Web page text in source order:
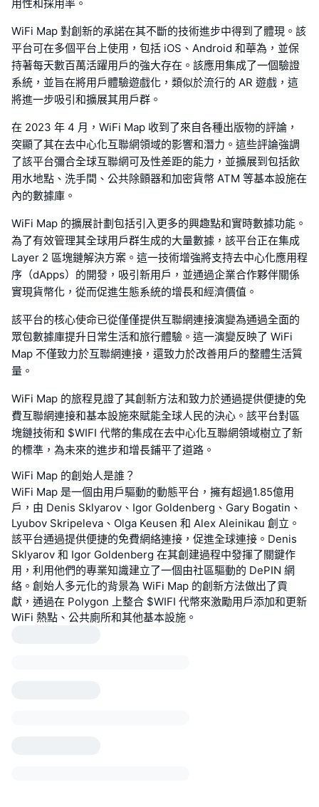
用性和採用率。
WiFi Map 對創新的承諾在其不斷的技術進步中得到了體現。該
平台可在多個平台上使用，包括 iOS、Android 和華為，並保
持著每天數百萬活躍用戶的強大存在。該應用集成了一個驗證
系統，並旨在將用戶體驗遊戲化，類似於流行的 AR 遊戲，這
將進一步吸引和擴展其用戶群。
在 2023 年 4 月，WiFi Map 收到了來自各種出版物的評論，
突顯了其在去中心化互聯網領域的影響和潛力。這些評論強調
了該平台彌合全球互聯網可及性差距的能力，並擴展到包括飲
用水地點、洗手間、公共除顫器和加密貨幣 ATM 等基本設施在
內的數據庫。
WiFi Map 的擴展計劃包括引入更多的興趣點和實時數據功能。
為了有效管理其全球用戶群生成的大量數據，該平台正在集成
Layer 2 區塊鏈解決方案。這一技術增強將支持去中心化應用程
序（dApps）的開發，吸引新用戶，並通過企業合作夥伴關係
實現貨幣化，從而促進生態系統的增長和經濟價值。
該平台的核心使命已從僅僅提供互聯網連接演變為通過全面的
眾包數據庫提升日常生活和旅行體驗。這一演變反映了 WiFi
Map 不僅致力於互聯網連接，還致力於改善用戶的整體生活質
量。
WiFi Map 的旅程見證了其創新方法和致力於通過提供便捷的免
費互聯網連接和基本設施來賦能全球人民的決心。該平台對區
塊鏈技術和 $WIFI 代幣的集成在去中心化互聯網領域樹立了新
的標準，為未來的進步和增長鋪平了道路。
WiFi Map 的創始人是誰？
WiFi Map 是一個由用戶驅動的動態平台，擁有超過1.85億用
戶，由 Denis Sklyarov、Igor Goldenberg、Gary Bogatin、
Lyubov Skripeleva、Olga Keusen 和 Alex Aleinikau 創立。
該平台通過提供便捷的免費網絡連接，促進全球連接。Denis
Sklyarov 和 Igor Goldenberg 在其創建過程中發揮了關鍵作
用，利用他們的專業知識建立了一個由社區驅動的 DePIN 網
絡。創始人多元化的背景為 WiFi Map 的創新方法做出了貢
獻，通過在 Polygon 上整合 $WIFI 代幣來激勵用戶添加和更新
WiFi 熱點、公共廁所和其他基本設施。